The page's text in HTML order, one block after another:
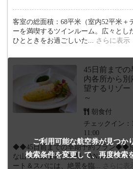
客室の総面積：68平米（室内52平米＋
ーを満喫するツインルーム。広々とし
ひとときをお過ごしいた
さらに表示
ご利用可能な航空券が見つか
検索条件を変更して、再度検索
45日前まで
内各所から別
望するリゾー
～
朝食付
チェックイン：
11:00
◆◆45日前までの早期予約プラン◆◆
な山々に囲まれた空間。ANAインター
ート＆スパには、絶景を臨
さらに表